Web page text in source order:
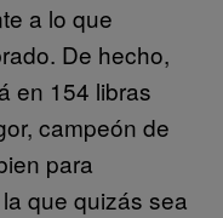
a lo que
De hecho,
en 154 libras
campeón de
para
que quizás sea